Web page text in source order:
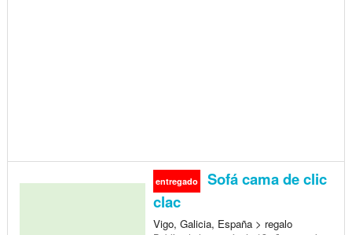
entregado
Sofá cama de clic
clac
Vigo, Galicia, España > regalo